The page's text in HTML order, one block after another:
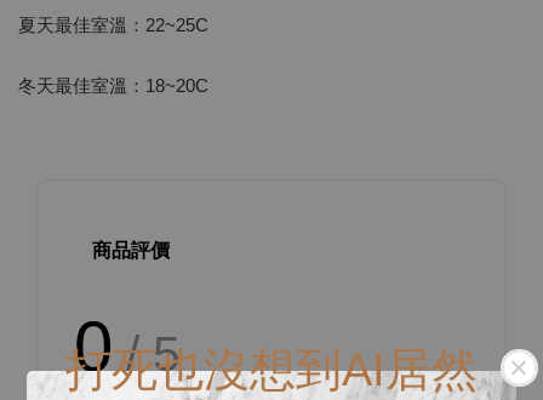
打死也沒想到AI居然
夏天最佳室溫：22~25C
冬天最佳室溫：18~20C
商品評價
0/ 5